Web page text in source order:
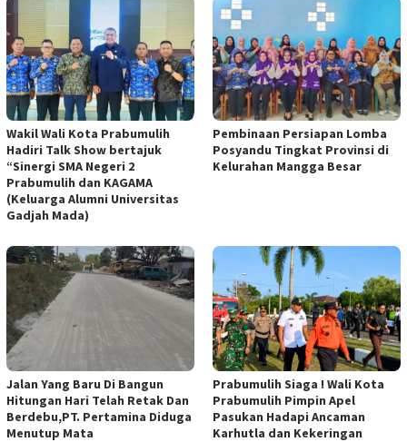
Wakil Wali Kota Prabumulih
Hadiri Talk Show bertajuk
“Sinergi SMA Negeri 2
Prabumulih dan KAGAMA
(Keluarga Alumni Universitas
Gadjah Mada)
Pembinaan Persiapan Lomba
Posyandu Tingkat Provinsi di
Kelurahan Mangga Besar
Jalan Yang Baru Di Bangun
Hitungan Hari Telah Retak Dan
Berdebu,PT. Pertamina Diduga
Menutup Mata
Prabumulih Siaga ! Wali Kota
Prabumulih Pimpin Apel
Pasukan Hadapi Ancaman
Karhutla dan Kekeringan